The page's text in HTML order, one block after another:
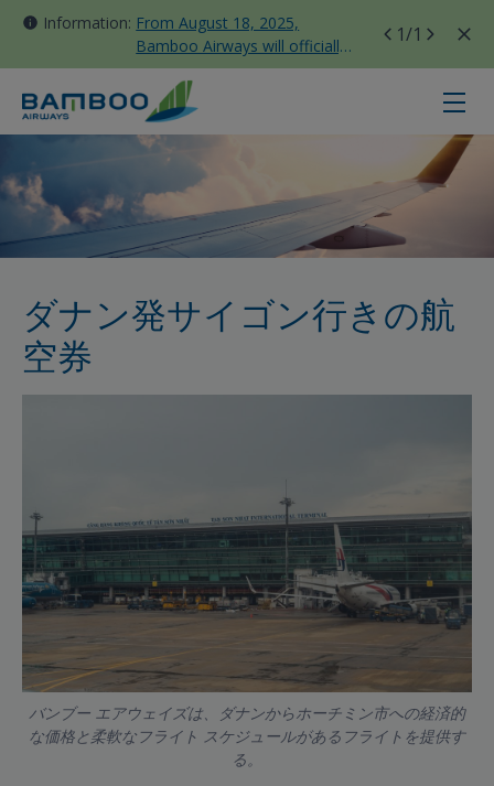
Information: From August 18, 2025,
Bamboo Airways will officially
move all domestic flights to
Tan Son Nhat Terminal T3
1/1
ダナン - ホーチミン - Bamboo
ダナン発サイゴン行きの航
空券
バンブー エアウェイズは、ダナンからホーチミン市への経済的
な価格と柔軟なフライト スケジュールがあるフライトを提供す
る。